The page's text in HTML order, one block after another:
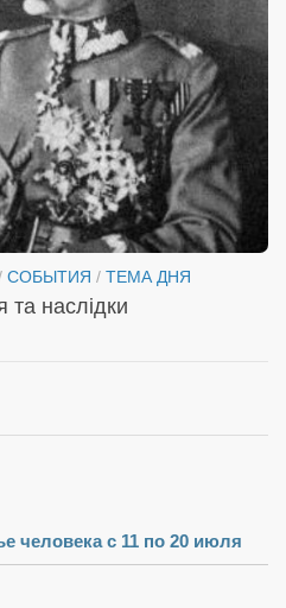
СОБЫТИЯ / ТЕМА ДНЯ
та наслідки
человека с 11 по 20 июля